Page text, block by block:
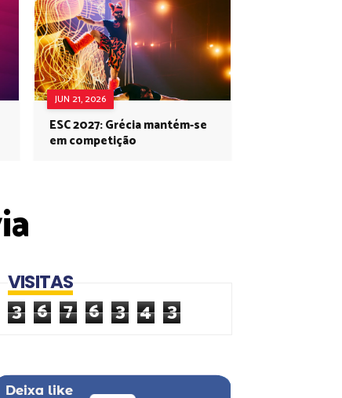
JUN 21, 2026
ESC 2027: Grécia mantém-se
em competição
VISITAS
3 6 7 6 3 4 3